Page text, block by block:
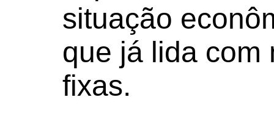
situação
que já lida com
fixas.